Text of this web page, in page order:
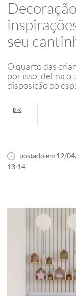
seu
O quarto das
por isso, defina o
disposição do
postado em 12/
13:14